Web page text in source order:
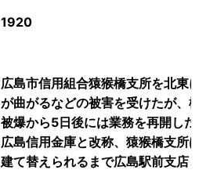
1920
広島市信用組合猿猴橋支所を北東
が曲がるなどの被害を受けたが、
被爆から5日後には業務を再開し
広島信用金庫と改称、猿猴橋支所
建て替えられるまで広島駅前支店